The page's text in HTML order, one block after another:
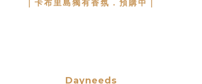
｜卡布里島獨有香氛．預購中｜
Dayneeds